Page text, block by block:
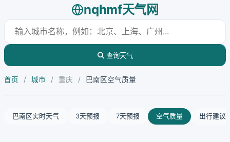
nqhmf天气网
查询天气
首页 / 城市 / 重庆 / 巴南区空气质量
巴南区实时天气 3天预报 7天预报 空气质量 出行建议